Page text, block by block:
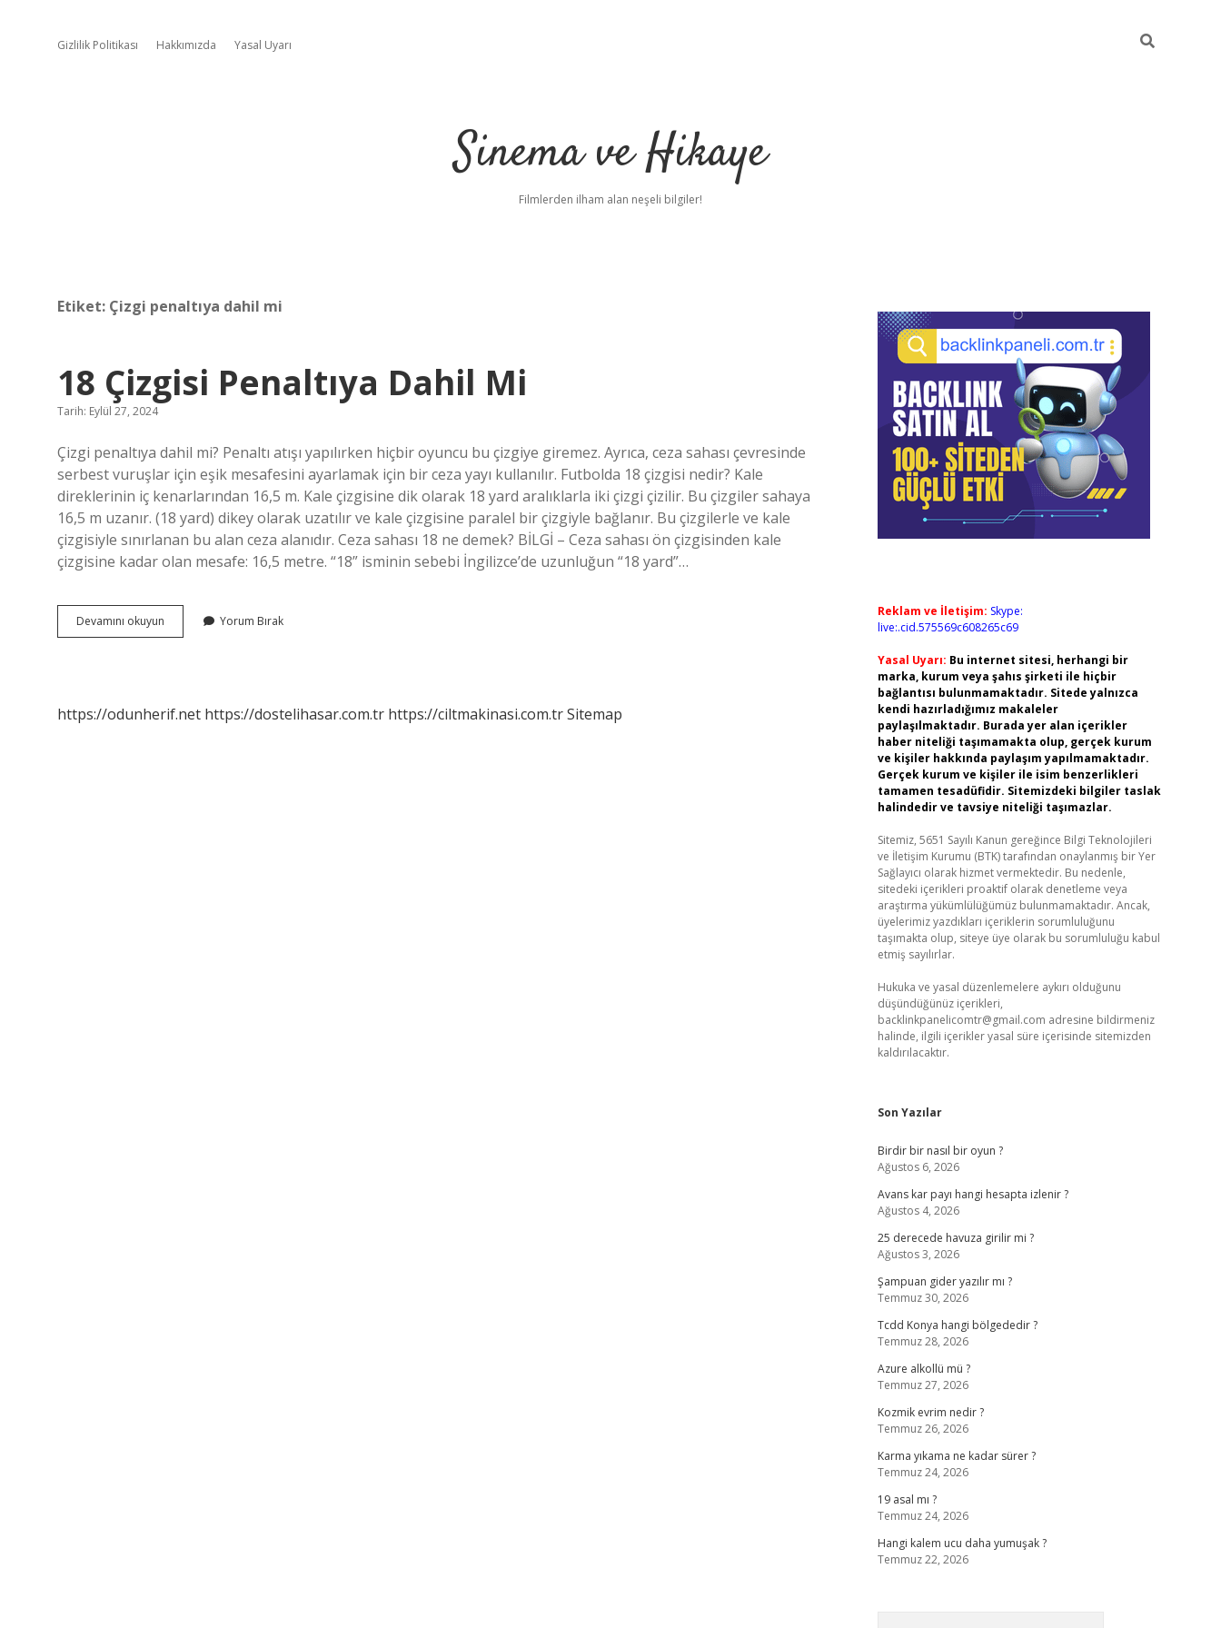
Gizlilik Politikası Hakkımızda Yasal Uyarı
Sinema ve Hikaye
Filmlerden ilham alan neşeli bilgiler!
Etiket: Çizgi penaltıya dahil mi
18 Çizgisi Penaltıya Dahil Mi
Tarih: Eylül 27, 2024
Çizgi penaltıya dahil mi? Penaltı atışı yapılırken hiçbir oyuncu bu çizgiye giremez. Ayrıca, ceza sahası çevresinde
serbest vuruşlar için eşik mesafesini ayarlamak için bir ceza yayı kullanılır. Futbolda 18 çizgisi nedir? Kale
direklerinin iç kenarlarından 16,5 m. Kale çizgisine dik olarak 18 yard aralıklarla iki çizgi çizilir. Bu çizgiler sahaya
16,5 m uzanır. (18 yard) dikey olarak uzatılır ve kale çizgisine paralel bir çizgiyle bağlanır. Bu çizgilerle ve kale
çizgisiyle sınırlanan bu alan ceza alanıdır. Ceza sahası 18 ne demek? BİLGİ – Ceza sahası ön çizgisinden kale
çizgisine kadar olan mesafe: 16,5 metre. “18” isminin sebebi İngilizce’de uzunluğun “18 yard”…
Devamını okuyun
Çizgisi
Yorum Bırak
https://odunherif.net https://dostelihasar.com.tr https://ciltmakinasi.com.trSitemap
Sidebar
Reklam ve İletişim: Skype:
live:.cid.575569c608265c69
Yasal Uyarı: Bu internet sitesi, herhangi bir
marka, kurum veya şahıs şirketi ile hiçbir
bağlantısı bulunmamaktadır. Sitede yalnızca
kendi hazırladığımız makaleler
paylaşılmaktadır. Burada yer alan içerikler
haber niteliği taşımamakta olup, gerçek kurum
ve kişiler hakkında paylaşım yapılmamaktadır.
Gerçek kurum ve kişiler ile isim benzerlikleri
tamamen tesadüfidir. Sitemizdeki bilgiler taslak
halindedir ve tavsiye niteliği taşımazlar.
Sitemiz, 5651 Sayılı Kanun gereğince Bilgi Teknolojileri
ve İletişim Kurumu (BTK) tarafından onaylanmış bir Yer
Sağlayıcı olarak hizmet vermektedir. Bu nedenle,
sitedeki içerikleri proaktif olarak denetleme veya
araştırma yükümlülüğümüz bulunmamaktadır. Ancak,
üyelerimiz yazdıkları içeriklerin sorumluluğunu
taşımakta olup, siteye üye olarak bu sorumluluğu kabul
etmiş sayılırlar.
Hukuka ve yasal düzenlemelere aykırı olduğunu
düşündüğünüz içerikleri,
backlinkpanelicomtr@gmail.com adresine bildirmeniz
halinde, ilgili içerikler yasal süre içerisinde sitemizden
kaldırılacaktır.
Son Yazılar
Birdir bir nasıl bir oyun ?
Ağustos 6, 2026
Avans kar payı hangi hesapta izlenir ?
Ağustos 4, 2026
25 derecede havuza girilir mi ?
Ağustos 3, 2026
Şampuan gider yazılır mı ?
Temmuz 30, 2026
Tcdd Konya hangi bölgededir ?
Temmuz 28, 2026
Azure alkollü mü ?
Temmuz 27, 2026
Kozmik evrim nedir ?
Temmuz 26, 2026
Karma yıkama ne kadar sürer ?
Temmuz 24, 2026
19 asal mı ?
Temmuz 24, 2026
Hangi kalem ucu daha yumuşak ?
Temmuz 22, 2026